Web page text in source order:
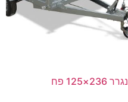
נגרר 236×125 פח